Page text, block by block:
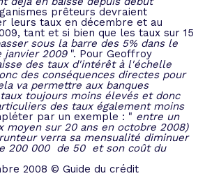
prêteurs devraient
leurs taux en décembre et au
tant et si bien que les taux sur 15
sous la barre des 5% dans le
janvier 2009". Pour Geoffroy
des taux d'intérêt à l'échelle
des conséquences directes pour
va permettre aux banques
toujours moins élevés et donc
des taux également moins
par un exemple : " entre un
moyen sur 20 ans en octobre 2008)
verra sa mensualité diminuer
000  de 50  et son coût du
2008 © Guide du crédit